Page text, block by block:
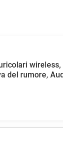
del rumore,